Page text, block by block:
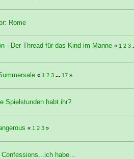
Rome
- Der Thread für das Kind im Manne « 1 2 3
« 1 2 3 ... 17»
Spielstunden habt ihr?
« 1 2 3»
habe...